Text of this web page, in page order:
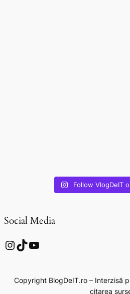
Follow VlogDeIT
Social Media
InstagramTikTok YouTube
Copyright BlogDeIT.ro – Interzisă
citarea